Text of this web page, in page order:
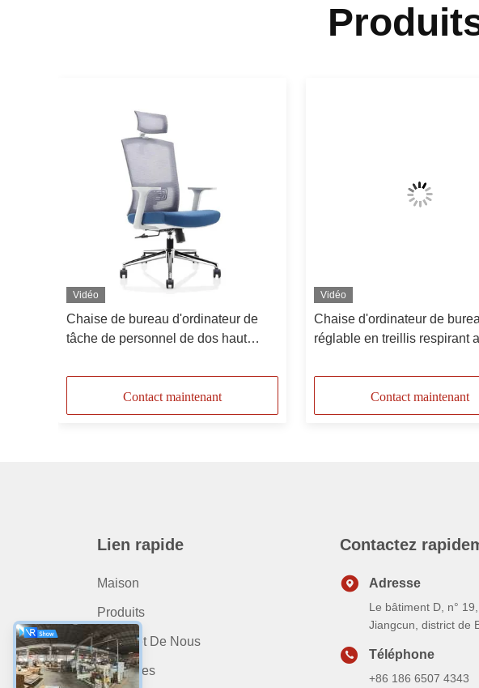
Vidéo
Chaise de bureau d'ordinateur de
tâche de personnel de dos haut
de polyuréthane
Contact maintenant
Vidéo
Chaise d'ordinateur de
réglable en treillis respirant
réglable
Contact maintenant
Lien rapide
Maison
Produits
Au Sujet De Nous
Nouvelles
Contactez
Adresse
Le bâtiment D, n°
Jiangcun, district de
Téléphone
+86 186 6507 4343